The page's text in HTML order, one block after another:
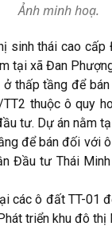
Ảnh minh hoạ.
sinh thái cao
tại xã Đan
thấp tầng để
thuộc ô quy
tư. Dự án nằm
để bán đối với
Đầu tư Thái
các ô đất TT-01
triển khu đô thị